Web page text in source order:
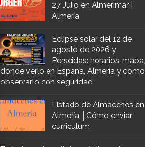
27 Julio en Almerimar |
Almería
Eclipse solar del 12 de
agosto de 2026 y
Perseidas: horarios, mapa,
dónde verlo en España, Almería y cómo
observarlo con seguridad
Listado de Almacenes en
Almería │Cómo enviar
curriculum